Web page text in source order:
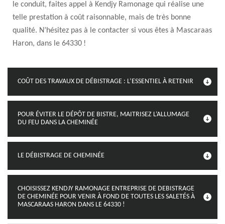
le conduit, faites appel à Kendjy Ramonage qui réalise une
telle prestation à coût raisonnable, mais de très bonne
qualité. N’hésitez pas à le contacter si vous êtes à Mascaraas
Haron, dans le 64330 !
COÛT DES TRAVAUX DE DÉBISTRAGE : L’ESSENTIEL À RETENIR
POUR ÉVITER LE DÉPÔT DE BISTRE, MAITRISEZ L’ALLUMAGE
DU FEU DANS LA CHEMINÉE
LE DÉBISTRAGE DE CHEMINÉE
CHOISISSEZ KENDJY RAMONAGE ENTREPRISE DE DEBISTRAGE
DE CHEMINÉE POUR VENIR À FOND DE TOUTES LES SALETÉS À
MASCARAAS HARON DANS LE 64330 !